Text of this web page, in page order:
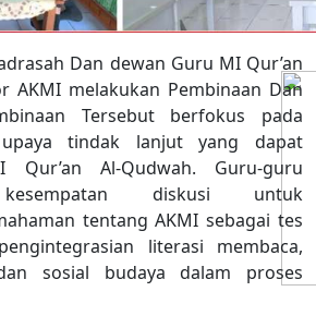
Dan dewan Guru MI Qur’an
AKMI melakukan Pembinaan Dan
Tersebut berfokus pada
tindak lanjut yang dapat
Al-Qudwah. Guru-guru
kesempatan diskusi untuk
tentang AKMI sebagai tes
literasi membaca,
sosial budaya dalam proses